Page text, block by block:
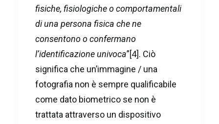
fisiche, fisiologiche o comportamentali
di una persona fisica che ne
consentono o confermano
l’identificazione univoca”[4]. Ciò
significa che un’immagine / una
fotografia non è sempre qualificabile
come dato biometrico se non è
trattata attraverso un dispositivo